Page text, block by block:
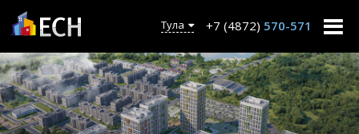
Тула +7 (4872) 570-571